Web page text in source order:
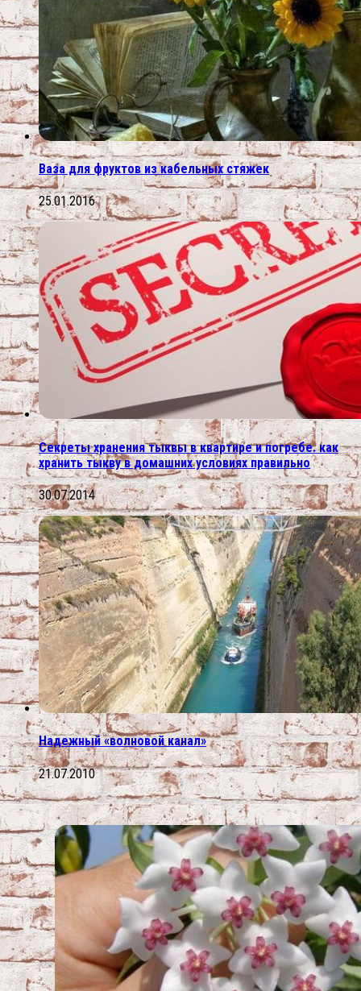
Ваза для фруктов из кабельных стяжек
25.01.2016
Секреты хранения тыквы в квартире и погребе. как
хранить тыкву в домашних условиях правильно
30.07.2014
Надежный «волновой канал»
21.07.2010